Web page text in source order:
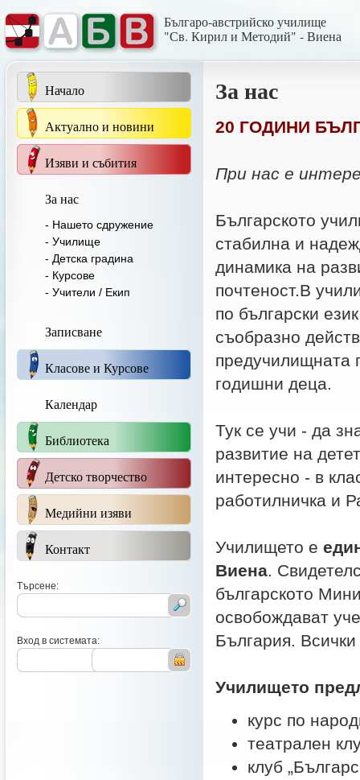
Българо-австрийско училище
"Св. Кирил и Методий" - Виена
Начало
Актуално и новини
Изяви и събития
За нас
- Нашето сдружение
- Училище
- Детска градина
- Курсове
- Учители / Екип
Записване
Класове и Курсове
Календар
Библиотека
Детско творчество
Медийни изяви
Контакт
Търсене:
Вход в системата:
За нас
20 ГОДИНИ
При нас е
Българското
стабилна и
динамика на
почтеност.В
по български
съобразно
предучилищната
годишни деца.
Тук се учи - да
развитие на
интересно - в
работилничка и
Училището е
Виена.
българското
освобождават
България.
Училището
курс по
театрален
клуб